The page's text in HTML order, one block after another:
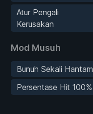
Atur Pengali
Kerusakan
Mod Musuh
Bunuh Sekali Hantam
Persentase Hit 100%